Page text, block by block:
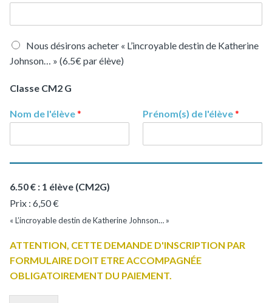
Nous désirons acheter « L’incroyable destin de Katherine
Johnson… » (6.5€ par élève)
Classe CM2 G
Nom de l'élève* Prénom(s) de l'élève*
6.50 € : 1 élève (CM2G)
Prix : 6,50 €
« L’incroyable destin de Katherine Johnson… »
ATTENTION, CETTE DEMANDE D'INSCRIPTION PAR
FORMULAIRE DOIT ETRE ACCOMPAGNÉE
OBLIGATOIREMENT DU PAIEMENT.